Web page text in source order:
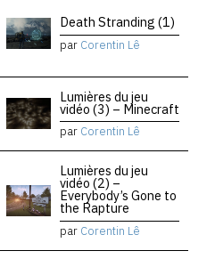
Death Stranding (1)
par Corentin Lê
Lumières du jeu
vidéo (3) – Minecraft
par Corentin Lê
Lumières du jeu
vidéo (2) –
Everybody’s Gone to
the Rapture
par Corentin Lê